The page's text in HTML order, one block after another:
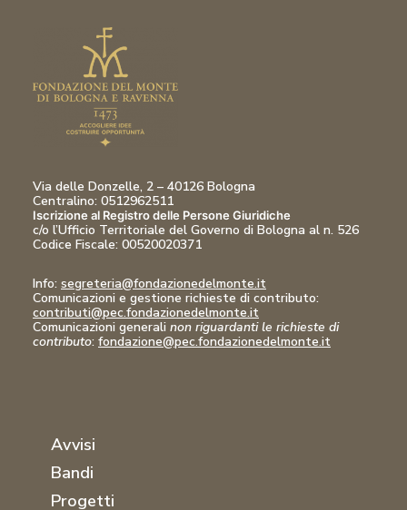
Via delle Donzelle, 2 – 40126 Bologna
Centralino: 0512962511
Iscrizione al Registro delle Persone Giuridiche
c/o l’Ufficio Territoriale del Governo di Bologna al n. 526
Codice Fiscale: 00520020371
Info: segreteria@fondazionedelmonte.it
Comunicazioni e gestione richieste di contributo:
contributi@pec.fondazionedelmonte.it
Comunicazioni generali non riguardanti le richieste di
contributo: fondazione@pec.fondazionedelmonte.it
Avvisi
Bandi
Progetti